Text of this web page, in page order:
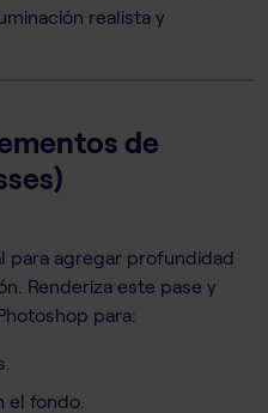
realista y
de
para agregar profundidad
Renderiza este pase y
para:
el fondo.